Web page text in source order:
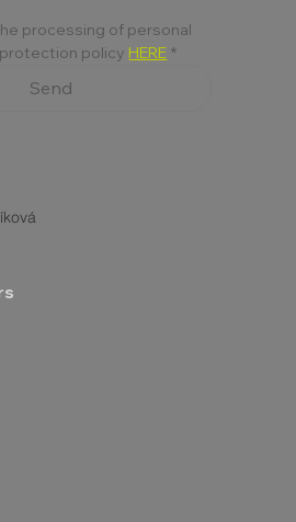
processing of personal
policy HERE *
Send